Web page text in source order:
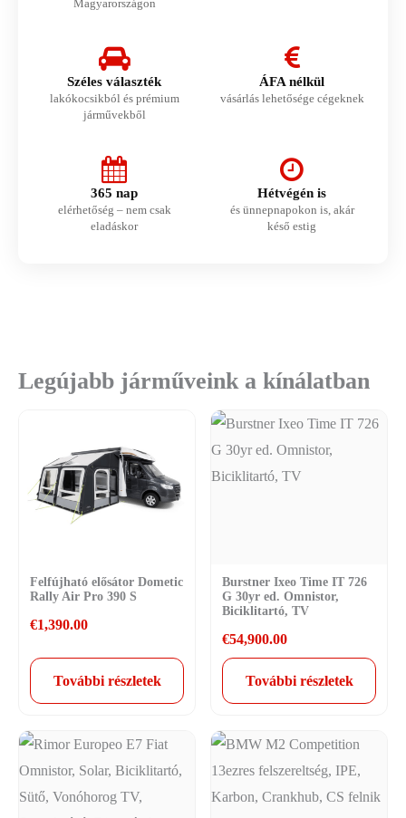
Magyarországon
Széles választék
lakókocsikból és prémium
járművekből
ÁFA nélkül
vásárlás lehetősége cégeknek
365 nap
elérhetőség – nem csak
eladáskor
Hétvégén is
és ünnepnapokon is, akár
késő estig
Legújabb járműveink a kínálatban
Felfújható elősátor Dometic
Rally Air Pro 390 S
€1,390.00
További részletek
Burstner Ixeo Time IT 726
G 30yr ed. Omnistor,
Biciklitartó, TV
€54,900.00
További részletek